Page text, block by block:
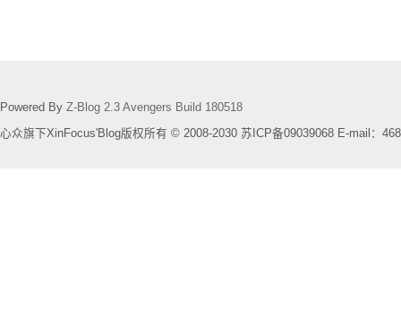
Powered By Z-Blog 2.3 Avengers Build 180518
心众旗下XinFocus'Blog版权所有 © 2008-2030 苏ICP备09039068 E-mail：